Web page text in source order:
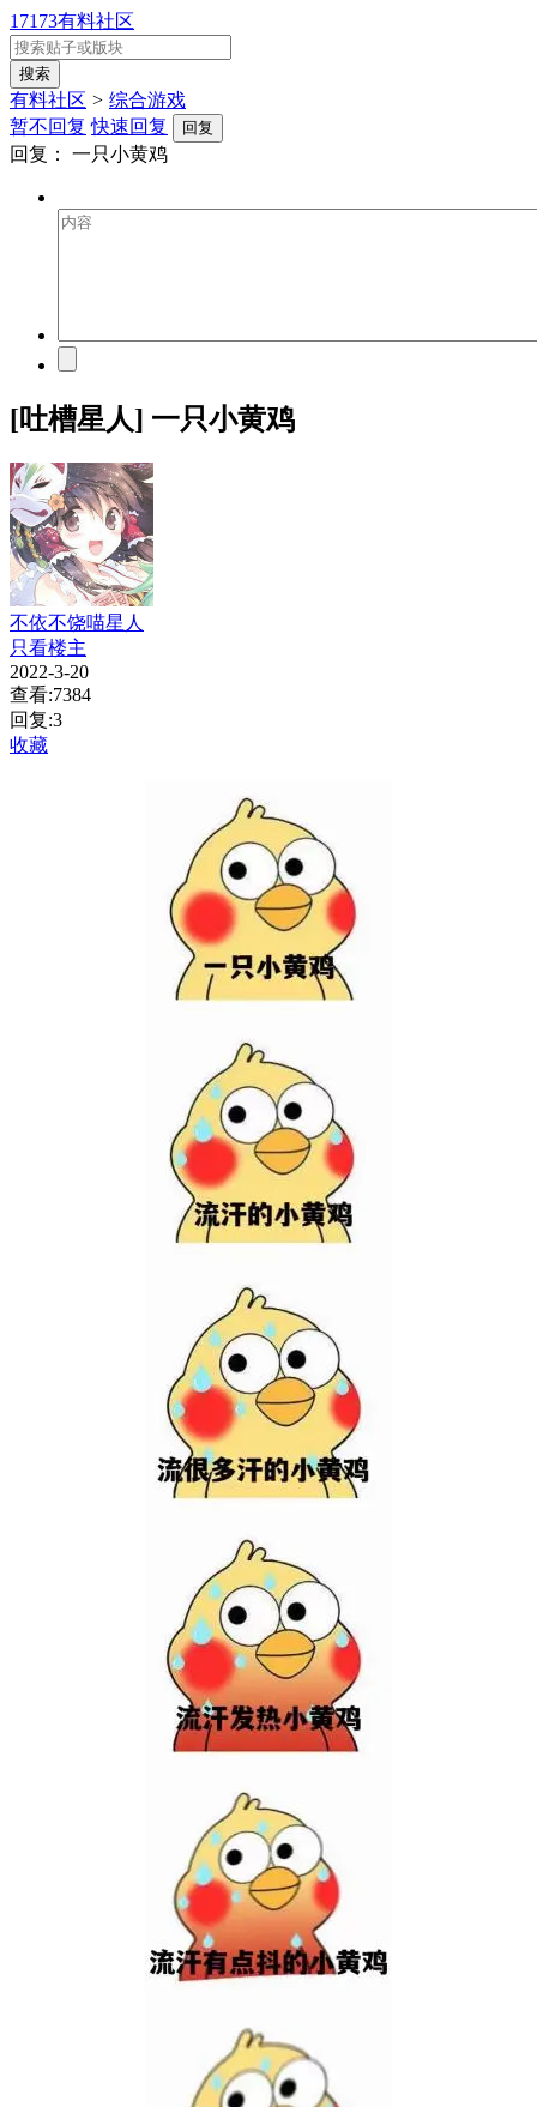
17173有料社区
有料社区 > 综合游戏
暂不回复 快速回复 回复
回复： 一只小黄鸡
[吐槽星人] 一只小黄鸡
不依不饶喵星人
只看楼主
2022-3-20
查看:7384
回复:3
收藏